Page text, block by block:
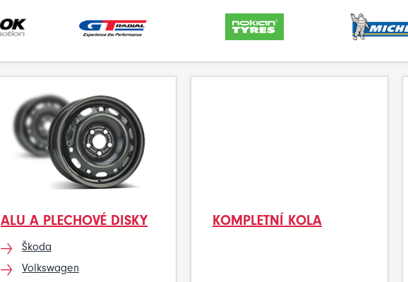
ALU A PLECHOVÉ DISKY
Škoda
Volkswagen
KOMPLETNÍ KOLA